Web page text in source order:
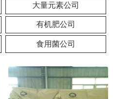
大量元素公司
有机肥公司
食用菌公司